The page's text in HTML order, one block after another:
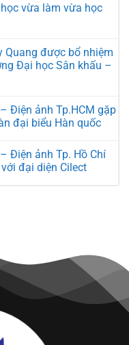
vừa làm vừa học
Quang được bổ nhiệm
Đại học Sân khấu –
Điện ảnh Tp.HCM gặp
đại biểu Hàn quốc
Điện ảnh Tp. Hồ Chí
đại diện Cilect